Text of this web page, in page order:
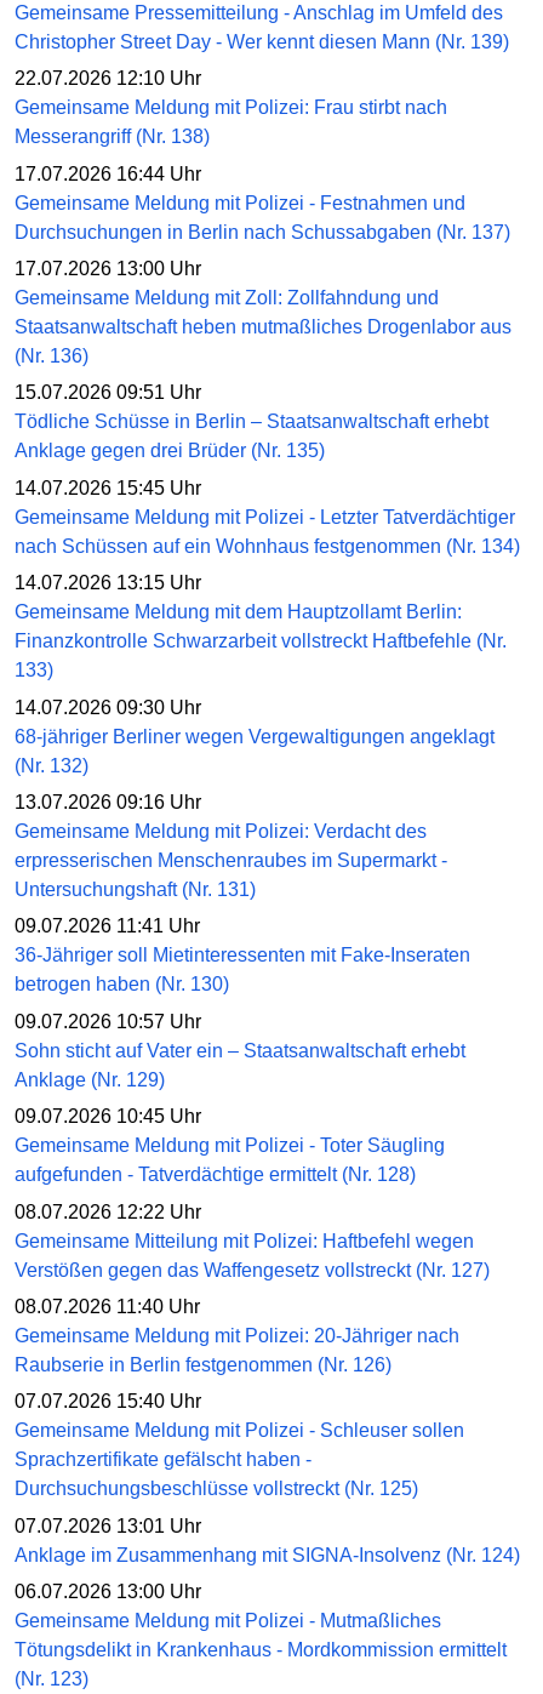
Gemeinsame Pressemitteilung - Anschlag im Umfeld des
Christopher Street Day - Wer kennt diesen Mann (Nr. 139)
22.07.2026 12:10 Uhr
Gemeinsame Meldung mit Polizei: Frau stirbt nach
Messerangriff (Nr. 138)
17.07.2026 16:44 Uhr
Gemeinsame Meldung mit Polizei - Festnahmen und
Durchsuchungen in Berlin nach Schussabgaben (Nr. 137)
17.07.2026 13:00 Uhr
Gemeinsame Meldung mit Zoll: Zollfahndung und
Staatsanwaltschaft heben mutmaßliches Drogenlabor aus
(Nr. 136)
15.07.2026 09:51 Uhr
Tödliche Schüsse in Berlin – Staatsanwaltschaft erhebt
Anklage gegen drei Brüder (Nr. 135)
14.07.2026 15:45 Uhr
Gemeinsame Meldung mit Polizei - Letzter Tatverdächtiger
nach Schüssen auf ein Wohnhaus festgenommen (Nr. 134)
14.07.2026 13:15 Uhr
Gemeinsame Meldung mit dem Hauptzollamt Berlin:
Finanzkontrolle Schwarzarbeit vollstreckt Haftbefehle (Nr.
133)
14.07.2026 09:30 Uhr
68-jähriger Berliner wegen Vergewaltigungen angeklagt
(Nr. 132)
13.07.2026 09:16 Uhr
Gemeinsame Meldung mit Polizei: Verdacht des
erpresserischen Menschenraubes im Supermarkt -
Untersuchungshaft (Nr. 131)
09.07.2026 11:41 Uhr
36-Jähriger soll Mietinteressenten mit Fake-Inseraten
betrogen haben (Nr. 130)
09.07.2026 10:57 Uhr
Sohn sticht auf Vater ein – Staatsanwaltschaft erhebt
Anklage (Nr. 129)
09.07.2026 10:45 Uhr
Gemeinsame Meldung mit Polizei - Toter Säugling
aufgefunden - Tatverdächtige ermittelt (Nr. 128)
08.07.2026 12:22 Uhr
Gemeinsame Mitteilung mit Polizei: Haftbefehl wegen
Verstößen gegen das Waffengesetz vollstreckt (Nr. 127)
08.07.2026 11:40 Uhr
Gemeinsame Meldung mit Polizei: 20-Jähriger nach
Raubserie in Berlin festgenommen (Nr. 126)
07.07.2026 15:40 Uhr
Gemeinsame Meldung mit Polizei - Schleuser sollen
Sprachzertifikate gefälscht haben -
Durchsuchungsbeschlüsse vollstreckt (Nr. 125)
07.07.2026 13:01 Uhr
Anklage im Zusammenhang mit SIGNA-Insolvenz (Nr. 124)
06.07.2026 13:00 Uhr
Gemeinsame Meldung mit Polizei - Mutmaßliches
Tötungsdelikt in Krankenhaus - Mordkommission ermittelt
(Nr. 123)